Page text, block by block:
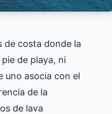
de costa donde la
de playa, ni
uno asocia con el
de la
de lava